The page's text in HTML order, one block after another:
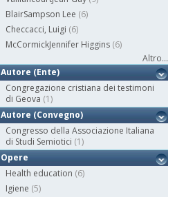
BlairSampson Lee (6)
Checcacci, Luigi (6)
McCormickJennifer Higgins (6)
Altro...
Autore (Ente)
Congregazione cristiana dei testimoni
di Geova (1)
Autore (Convegno)
Congresso della Associazione Italiana
di Studi Semiotici (1)
Opere
Health education (6)
Igiene (5)